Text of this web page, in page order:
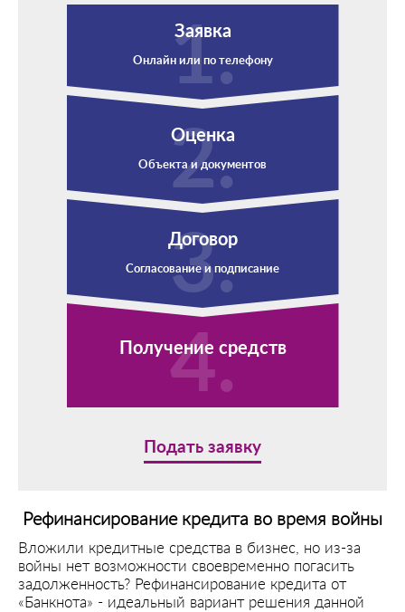
Заявка
Онлайн или по телефону
Оценка
Объекта и документов
Договор
Согласование и подписание
Получение средств
Подать заявку
Рефинансирование кредита во время войны
Вложили кредитные средства в бизнес, но из-за
войны нет возможности своевременно погасить
задолженность? Рефинансирование кредита от
«Банкнота» - идеальный вариант решения данной